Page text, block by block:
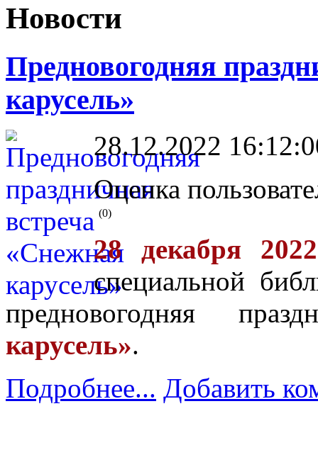
Новости
Предновогодняя
карусель»
28.12.2022
Оценка
(0)
28 декабря
специальной
предновогодняя
карусель».
Подробнее... Добавить